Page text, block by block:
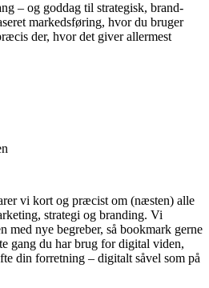
– og goddag til strategisk, brand-
markedsføring, hvor du bruger
der, hvor det giver allermest
vi kort og præcist om (næsten) alle
strategi og branding. Vi
med nye begreber, så bookmark gerne
gang du har brug for digital viden,
din forretning – digitalt såvel som på